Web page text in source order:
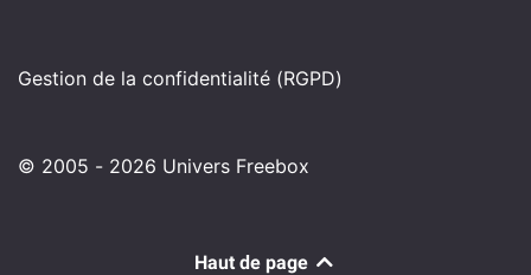
Gestion de la confidentialité (RGPD)
© 2005 - 2026 Univers Freebox
Haut de page